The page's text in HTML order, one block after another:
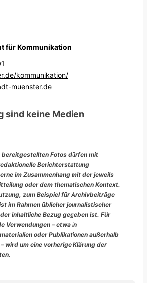
für Kommunikation
kommunikation/
muenster.de
sind keine Medien
bereitgestellten Fotos dürfen mit
Berichterstattung
im Zusammenhang mit der jeweils
oder dem thematischen Kontext.
zum Beispiel für Archivbeiträge
im Rahmen üblicher journalistischer
inhaltliche Bezug gegeben ist. Für
Verwendungen – etwa in
oder Publikationen außerhalb
wird um eine vorherige Klärung der